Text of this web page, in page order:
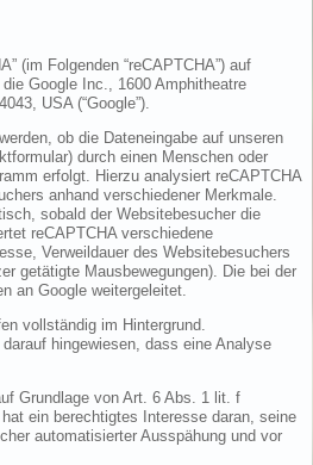
(im Folgenden “reCAPTCHA”) auf
Google Inc., 1600 Amphitheatre
USA (“Google”).
ob die Dateneingabe auf unseren
durch einen Menschen oder
erfolgt. Hierzu analysiert reCAPTCHA
anhand verschiedener Merkmale.
sobald der Websitebesucher die
reCAPTCHA verschiedene
Verweildauer des Websitebesuchers
getätigte Mausbewegungen). Die bei der
an Google weitergeleitet.
vollständig im Hintergrund.
hingewiesen, dass eine Analyse
Grundlage von Art. 6 Abs. 1 lit. f
ein berechtigtes Interesse daran, seine
automatisierter Ausspähung und vor